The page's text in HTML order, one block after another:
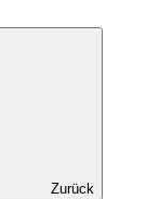
Zurück